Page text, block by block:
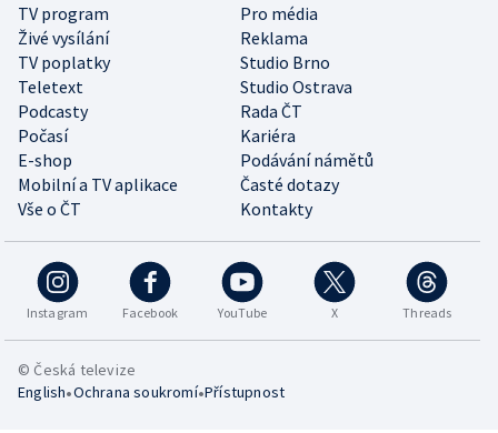
TV program
Pro média
Živé vysílání
Reklama
TV poplatky
Studio Brno
Teletext
Studio Ostrava
Podcasty
Rada ČT
Počasí
Kariéra
E-shop
Podávání námětů
Mobilní a TV aplikace
Časté dotazy
Vše o ČT
Kontakty
Instagram Facebook YouTube X Threads
© Česká televize
English•Ochrana soukromí•Přístupnost